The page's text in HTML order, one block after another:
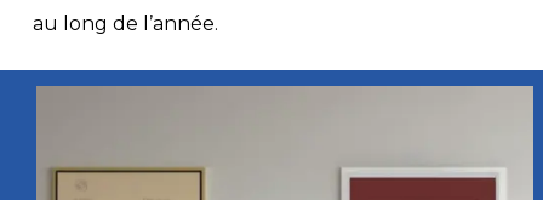
au long de l’année.